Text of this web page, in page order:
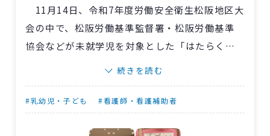
11月14日、令和7年度労働安全衛生松阪地区大
会の中で、松阪労働基準監督署・松阪労働基準
協会などが未就学児を対象とした「はたらくひ
と」イラスト募集の表彰式が行なわれました。
さんのお子さん、彗真さんの作品が優秀賞を受
賞。「ママが病院で働く姿」を題材に、看護師
続きを読む
#乳幼児・子ども #看護師・看護補助者